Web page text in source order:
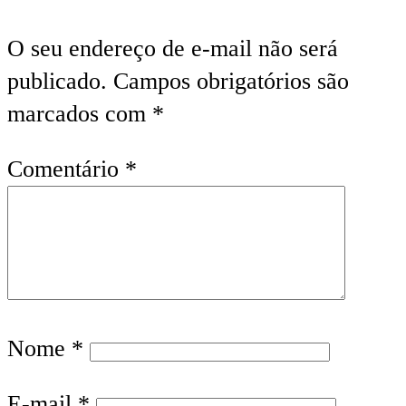
O seu endereço de e-mail não será
publicado. Campos obrigatórios são
marcados com *
Comentário *
Nome *